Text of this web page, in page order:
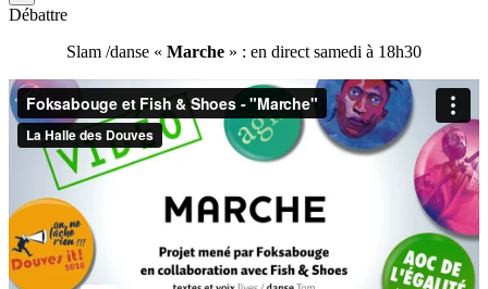
Débattre
Slam /danse « Marche » : en direct samedi à 18h30